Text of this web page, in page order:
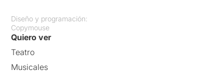
Diseño y programación:
Copymouse
Quiero ver
Teatro
Musicales